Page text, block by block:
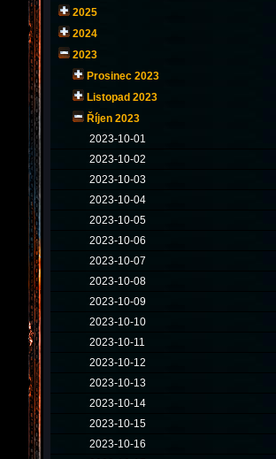
2025
2024
2023
Prosinec 2023
Listopad 2023
Říjen 2023
2023-10-01
2023-10-02
2023-10-03
2023-10-04
2023-10-05
2023-10-06
2023-10-07
2023-10-08
2023-10-09
2023-10-10
2023-10-11
2023-10-12
2023-10-13
2023-10-14
2023-10-15
2023-10-16